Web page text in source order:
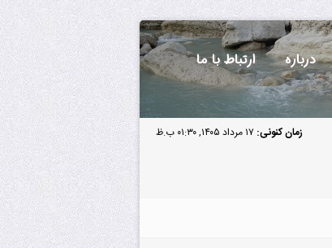
درباره ارتباط با ما
زمان کنونی: ۱۷ مرداد ۱۴۰۵, ۰۱:۳۰ ب.ظ